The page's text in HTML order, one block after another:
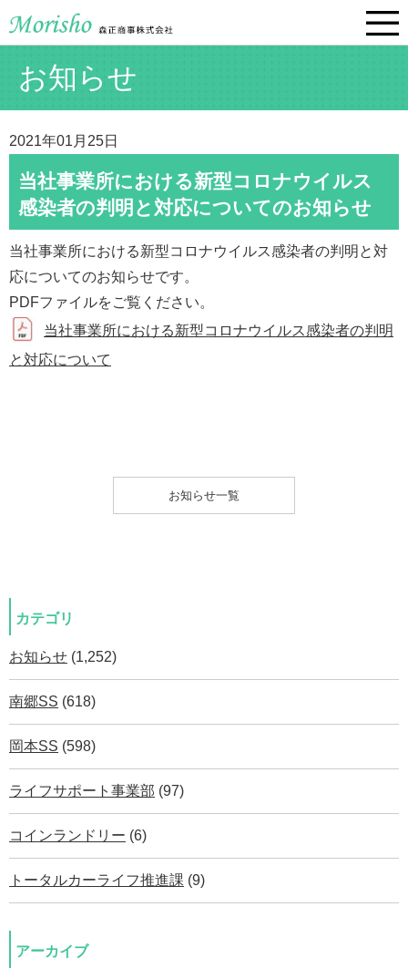
お知らせ
2021年01月25日
当社事業所における新型コロナウイルス
感染者の判明と対応についてのお知らせ
当社事業所における新型コロナウイルス感染者の判明と対
応についてのお知らせです。
PDFファイルをご覧ください。
当社事業所における新型コロナウイルス感染者の判明
と対応について
お知らせ一覧
カテゴリ
お知らせ (1,252)
南郷SS (618)
岡本SS (598)
ライフサポート事業部 (97)
コインランドリー (6)
トータルカーライフ推進課 (9)
アーカイブ